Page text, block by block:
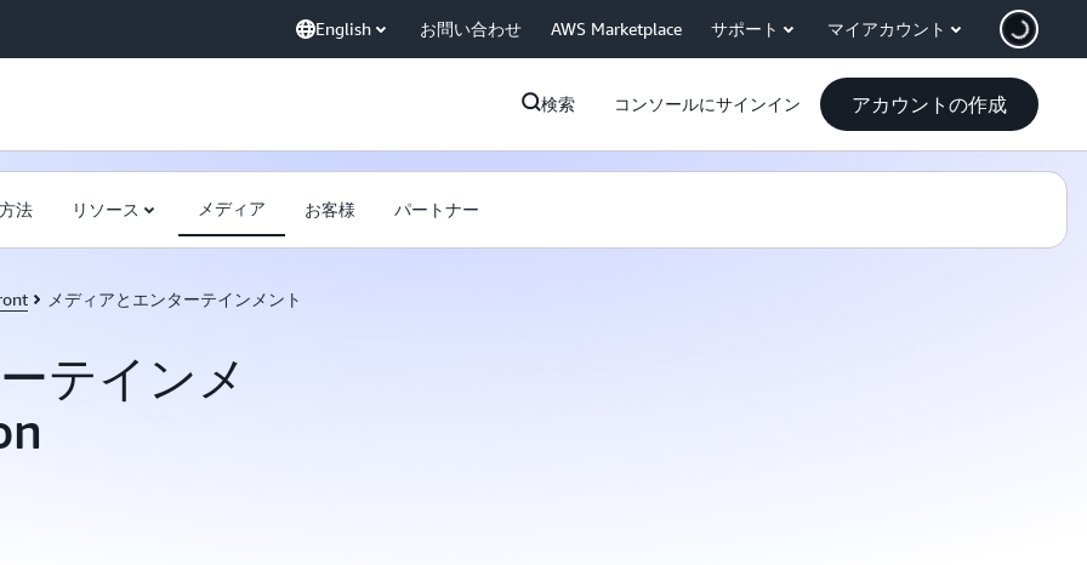
English お問い合わせ AWS Marketplace サポート マイアカウント
検索 コンソールにサインイン アカウントの作成
法 リソース メディア お客様 パートナー
メディアとエンターテインメント
テインメ